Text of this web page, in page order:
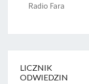
Radio Fara
LICZNIK
ODWIEDZIN